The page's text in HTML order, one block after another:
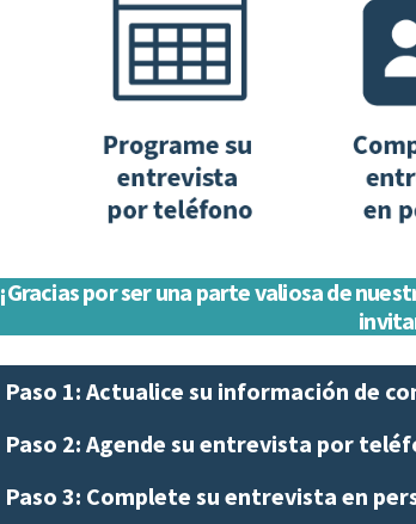
¡Gracias por ser una parte valiosa de
Paso 1: Actualice su información de
Paso 2: Agende su entrevista por
Paso 3: Complete su entrevista en